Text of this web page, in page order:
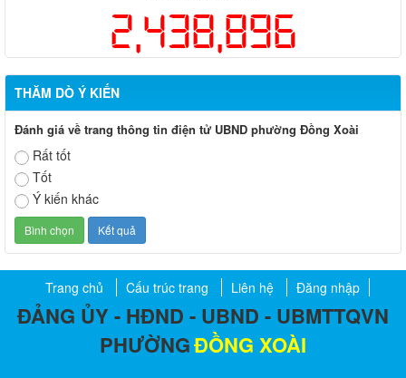
2,438,896
THĂM DÒ Ý KIẾN
Đánh giá về trang thông tin điện tử UBND phường Đồng Xoài
Rất tốt
Tốt
Ý kiến khác
Trang chủ Cấu trúc trang Liên hệ Đăng nhập
ĐẢNG ỦY - HĐND - UBND - UBMTTQVN
PHƯỜNGĐỒNG XOÀI